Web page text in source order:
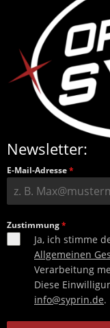
Newsletter:
E-Mail-Adresse*
Zustimmung*
Ja, ich stimme
Allgemeinen
Verarbeitung
Diese
info@syprin.de.